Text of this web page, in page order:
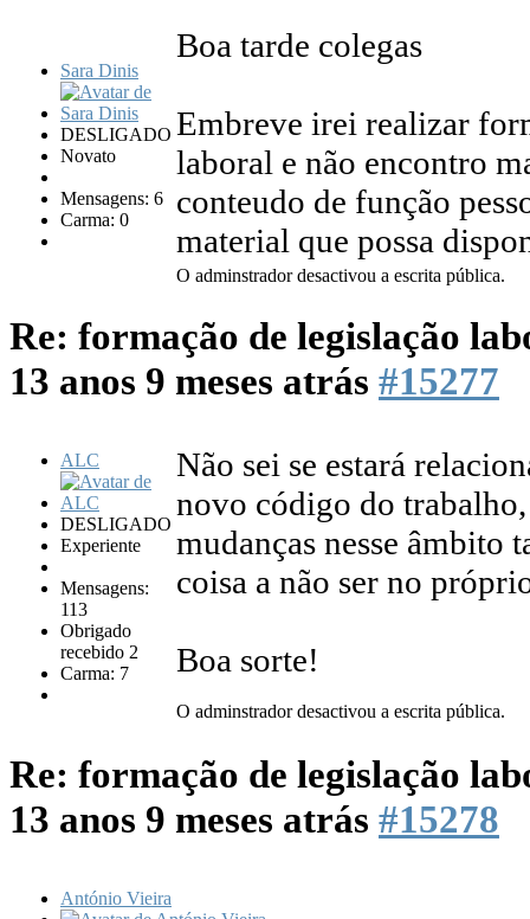
Sara Dinis
DESLIGADO
Novato
Mensagens: 6
Carma: 0
Boa tarde colegas
Embreve irei realizar
laboral e não encontro
conteudo de função
material que possa
O adminstrador desactivou a escrita pública.
Re: formação de legislação
13 anos 9 meses atrás #15277
ALC
DESLIGADO
Experiente
Mensagens:
113
Obrigado
recebido 2
Carma: 7
Não sei se estará
novo código do
mudanças nesse âmbito
coisa a não ser no
Boa sorte!
O adminstrador desactivou a escrita pública.
Re: formação de legislação
13 anos 9 meses atrás #15278
António Vieira